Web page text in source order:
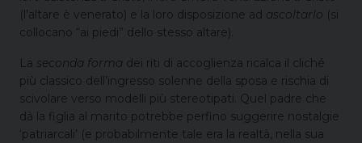
(l’altare è venerato) e la loro disposizione ad ascoltarlo (si
collocano “ai piedi” dello stesso altare).
La seconda forma dei riti di accoglienza ricalca il cliché
più classico dell’ingresso solenne della sposa e rischia di
scivolare verso modelli più stereotipati. Quel padre che
dà la figlia al marito potrebbe perfino suggerire nostalgie
‘patriarcali’ (e probabilmente tale era la realtà, nella sua